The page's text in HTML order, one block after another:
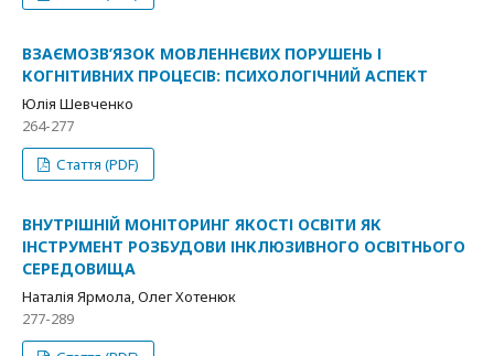
ВЗАЄМОЗВ’ЯЗОК МОВЛЕННЄВИХ ПОРУШЕНЬ І
КОГНІТИВНИХ ПРОЦЕСІВ: ПСИХОЛОГІЧНИЙ АСПЕКТ
Юлія Шевченко
264-277
Стаття (PDF)
ВНУТРІШНІЙ МОНІТОРИНГ ЯКОСТІ ОСВІТИ ЯК
ІНСТРУМЕНТ РОЗБУДОВИ ІНКЛЮЗИВНОГО ОСВІТНЬОГО
СЕРЕДОВИЩА
Наталія Ярмола, Олег Хотенюк
277-289